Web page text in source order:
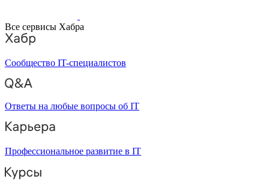
Все сервисы Хабра
Сообщество IT-специалистов
Ответы на любые вопросы об IT
Профессиональное развитие в IT